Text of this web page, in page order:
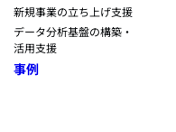
新規事業の立ち上げ支援
データ分析基盤の構築・
活用支援
事例